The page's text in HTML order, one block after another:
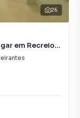
26
em Recreio